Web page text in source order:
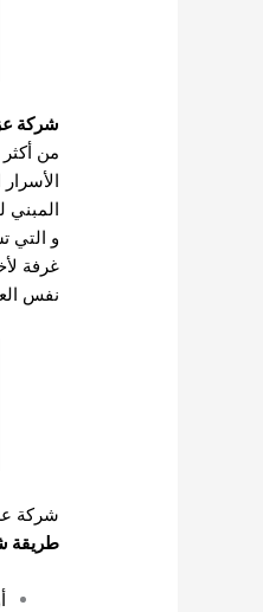
شركة
من
المبني
و التي
غرفة
نفس
شركة
طريقة